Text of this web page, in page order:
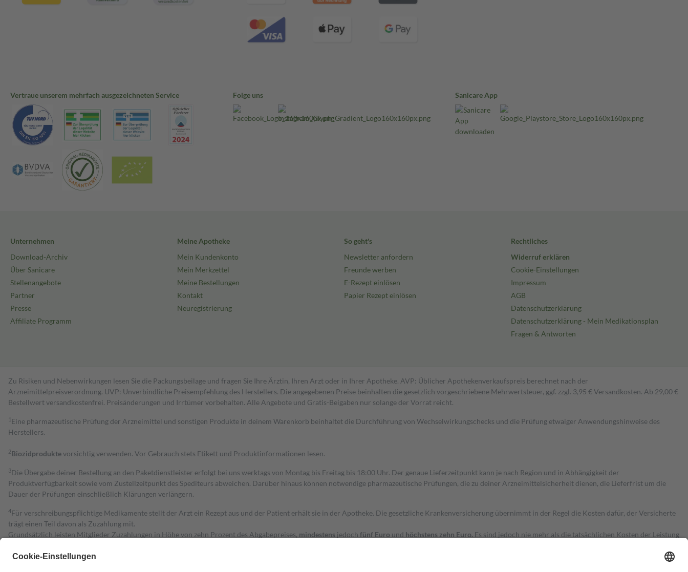
Vertraue unserem mehrfach ausgezeichneten Service Folge uns Sanicare App
Unternehmen
Download-Archiv
Über Sanicare
Stellenangebote
Partner
Presse
Affiliate Programm
Meine Apotheke
Mein Kundenkonto
Mein Merkzettel
Meine Bestellungen
Kontakt
Neuregistrierung
So geht's
Newsletter anfordern
Freunde werben
E-Rezept einlösen
Papier Rezept einlösen
Rechtliches
Widerruf erklären
Cookie-Einstellungen
Impressum
AGB
Datenschutzerklärung
Datenschutzerklärung - Mein Medikationsplan
Fragen & Antworten
Zu Risiken und Nebenwirkungen lesen Sie die Packungsbeilage und fragen Sie Ihre Ärztin, Ihren Arzt oder in Ihrer Apotheke. AVP: Üblicher Apothekenverkaufspreis berechnet nach der
Arzneimittelpreisverordnung. UVP: Unverbindliche Preisempfehlung des Herstellers. Die angegebenen Preise beinhalten die gesetzlich vorgeschriebene Mehrwertsteuer, ggf. zzgl. 3,95 € Versandkosten. Ab 29,00 €
Bestell­wert versand­kosten­frei. Preisänderungen und Irrtümer vorbehalten. Alle Angebote und Gratis-Beigaben nur solange der Vorrat reicht.
1 Eine pharmazeutische Prüfung der Arzneimittel und sonstigen Produkte in deinem Warenkorb beinhaltet die Durchführung von Wechselwirkungschecks und die Prüfung etwaiger Anwendungshinweise des
Herstellers.
2Biozidproduktevorsichtig verwenden. Vor Gebrauch stets Etikett und Produktinformationen lesen.
3Die Übergabe deiner Bestellung an den Paketdienstleister erfolgt bei uns werktags von Montag bis Freitag bis 18:00 Uhr. Der genaue Lieferzeitpunkt kann je nach Region und in Abhängigkeit der
Produktverfügbarkeit sowie vom Zustellzeitpunkt des Spediteurs abweichen. Darüber hinaus können notwendige pharmazeutische Prüfungen, die zu deiner Arzneimittelsicherheit dienen, die Lieferfrist um die
Dauer der Prüfungen einschließlich Klärungen verlängern.
4Für verschreibungspflichtige Medikamente stellt der Arzt ein Rezept aus und der Patient erhält sie in der Apotheke. Die gesetzliche Krankenversicherung übernimmt in der Regel die Kosten dafür, der Versicherte
trägt einen Teil davon als Zuzahlung mit.
Grundsätzlich leisten Mitglieder Zuzahlungen in Höhe von zehn Prozent des Abgabepreises, mindestens jedoch fünf Euro und höchstens zehn Euro. Es sind jedoch nie mehr als die tatsächlichen Kosten der Leistung
Diese Regeln gelten grundsätzlich auch für Online-Apotheken.